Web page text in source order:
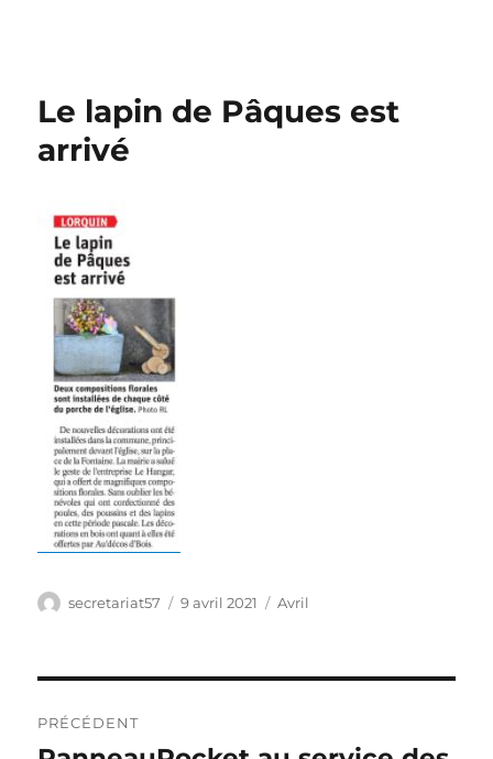
Le lapin de Pâques est
arrivé
Auteur
secretariat57
Publié
9 avril 2021 Catégories
Avril
de
PRÉCÉDENT